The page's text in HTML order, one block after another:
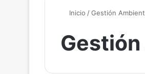
Inicio /Gestión